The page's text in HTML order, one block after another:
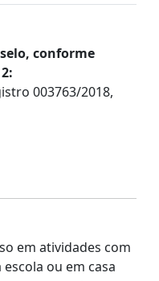
conforme
003763/2018,
em atividades com
ou em casa